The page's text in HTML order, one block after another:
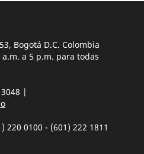
Bogotá D.C. Colombia
a 5 p.m. para todas
|
220 0100 - (601) 222 1811